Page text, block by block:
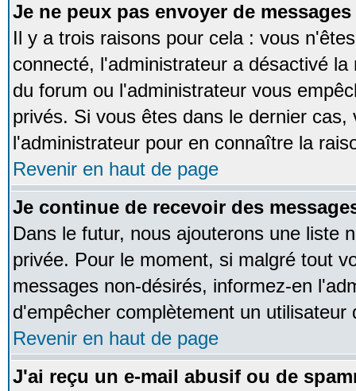
Je ne peux pas envoyer de
Il y a trois raisons pour cela : vous
connecté, l'administrateur a désactivé
du forum ou l'administrateur vous
privés. Si vous êtes dans le dernier
l'administrateur pour en connaître la
Revenir en haut de page
Je continue de recevoir des
Dans le futur, nous ajouterons une liste
privée. Pour le moment, si malgré tout
messages non-désirés, informez-en
d'empêcher complètement un
Revenir en haut de page
J'ai reçu un e-mail abusif ou de